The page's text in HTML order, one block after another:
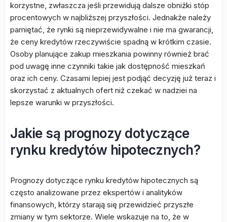
korzystne, zwłaszcza jeśli przewidują dalsze obniżki stóp
procentowych w najbliższej przyszłości. Jednakże należy
pamiętać, że rynki są nieprzewidywalne i nie ma gwarancji,
że ceny kredytów rzeczywiście spadną w krótkim czasie.
Osoby planujące zakup mieszkania powinny również brać
pod uwagę inne czynniki takie jak dostępność mieszkań
oraz ich ceny. Czasami lepiej jest podjąć decyzję już teraz i
skorzystać z aktualnych ofert niż czekać w nadziei na
lepsze warunki w przyszłości.
Jakie są prognozy dotyczące
rynku kredytów hipotecznych?
Prognozy dotyczące rynku kredytów hipotecznych są
często analizowane przez ekspertów i analityków
finansowych, którzy starają się przewidzieć przyszłe
zmiany w tym sektorze. Wiele wskazuje na to, że w